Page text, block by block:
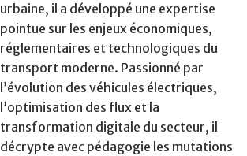
urbaine, il a développé une expertise
pointue sur les enjeux économiques,
réglementaires et technologiques du
transport moderne. Passionné par
l’évolution des véhicules électriques,
l’optimisation des flux et la
transformation digitale du secteur, il
décrypte avec pédagogie les mutations